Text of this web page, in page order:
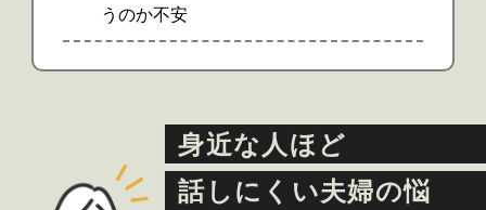
うのか不安
身近な人ほど
話しにくい夫婦の悩